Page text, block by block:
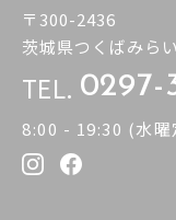
〒300-2436
茨城県つくばみら
TEL. 0297-
8:00 - 19:30 (水曜